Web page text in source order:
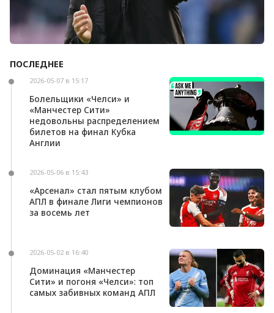
Андони Ираола может возглавить «Кристал
ПОСЛЕДНЕЕ
2026-05-07 в 15:17
Болельщики «Челси» и
«Манчестер Сити»
недовольны распределением
билетов на финал Кубка
Англии
2026-05-06 в 15:43
«Арсенал» стал пятым клубом
АПЛ в финале Лиги чемпионов
за восемь лет
2026-05-02 в 16:40
Доминация «Манчестер
Сити» и погоня «Челси»: топ
самых забивных команд АПЛ